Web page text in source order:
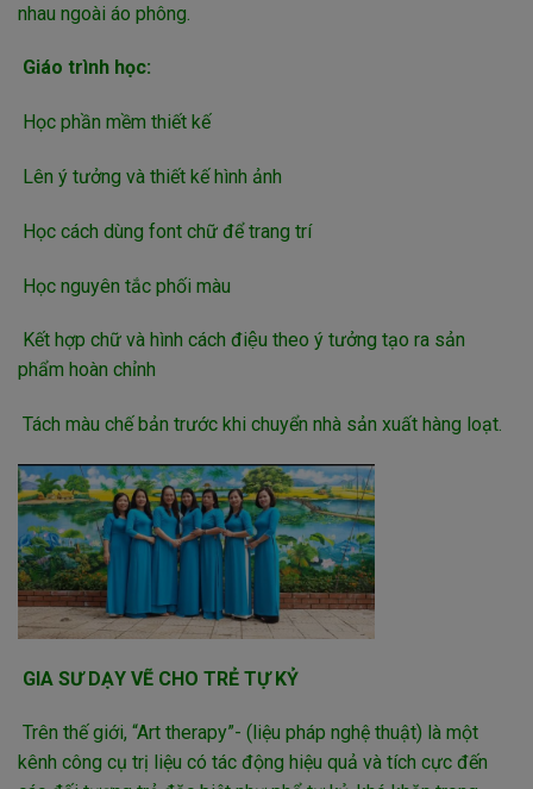
nhau ngoài áo phông.
Giáo trình học:
Học phần mềm thiết kế
Lên ý tưởng và thiết kế hình ảnh
Học cách dùng font chữ để trang trí
Học nguyên tắc phối màu
Kết hợp chữ và hình cách điệu theo ý tưởng tạo ra sản
phẩm hoàn chỉnh
Tách màu chế bản trước khi chuyển nhà sản xuất hàng loạt.
GIA SƯ DẠY VẼ CHO TRẺ TỰ KỶ
Trên thế giới, “Art therapy”- (liệu pháp nghệ thuật) là một
kênh công cụ trị liệu có tác động hiệu quả và tích cực đến